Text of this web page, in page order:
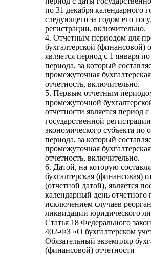
по 31 декабря календарного
следующего за годом его
регистрации, включительно.
4. Отчетным периодом для
бухгалтерской (финансовой)
является период с 1 января
периода, за который
промежуточная
отчетность, включительно.
5. Первым отчетным
промежуточной
отчетности является период
государственной регистрации
экономического субъекта по
периода, за который
промежуточная
отчетность, включительно.
6. Датой, на которую
бухгалтерская (финансовая)
(отчетной датой), является
календарный день отчетного
исключением случаев
ликвидации юридического
Статья 18 Федерального
402-ФЗ «О бухгалтерском
Обязательный экземпляр
(финансовой) отчетности